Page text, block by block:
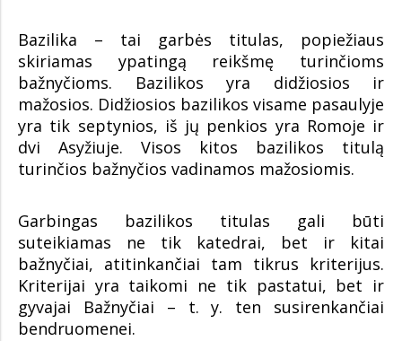
Bazilika – tai garbės titulas, popiežiaus
skiriamas ypatingą reikšmę turinčioms
bažnyčioms. Bazilikos yra didžiosios ir
mažosios. Didžiosios bazilikos visame pasaulyje
yra tik septynios, iš jų penkios yra Romoje ir
dvi Asyžiuje. Visos kitos bazilikos titulą
turinčios bažnyčios vadinamos mažosiomis.
Garbingas bazilikos titulas gali būti
suteikiamas ne tik katedrai, bet ir kitai
bažnyčiai, atitinkančiai tam tikrus kriterijus.
Kriterijai yra taikomi ne tik pastatui, bet ir
gyvajai Bažnyčiai – t. y. ten susirenkančiai
bendruomenei.